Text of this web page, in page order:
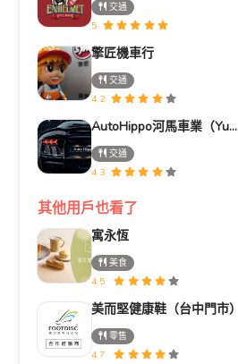
交通
5
擎匠機車行
交通
4.2
AutoHippo河馬車業（Yuzer-羽蛇同型）
交通
4.3
其他用戶也看了
寓永恆
美食
4.5
美而堅健康鞋（台中門市）
零售
4.7